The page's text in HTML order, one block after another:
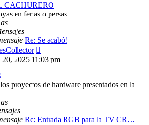
CACHURERO
en ferias o persas.
Re: Se acabó!
último
mensaje
20, 2025 11:03 pm
proyectos de hardware presentados en la
Re: Entrada RGB para la TV CR…